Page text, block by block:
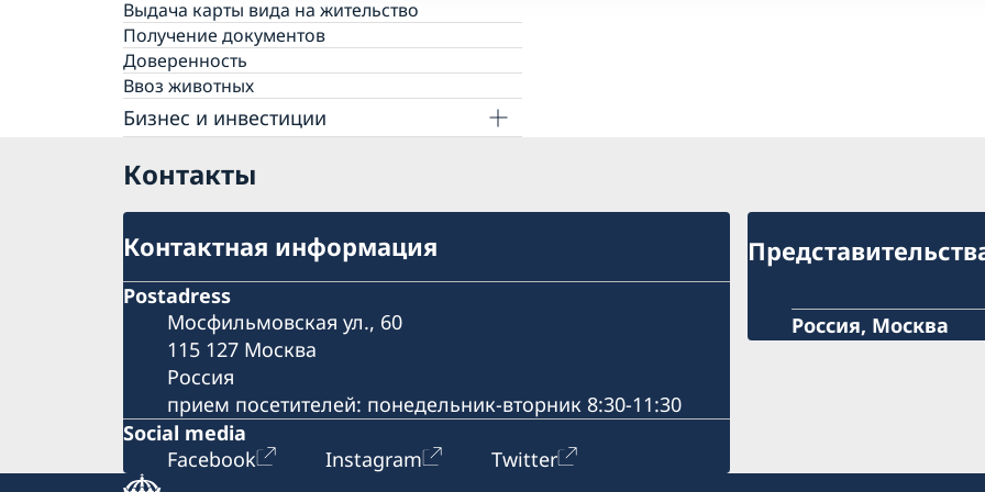
Консульский сбор
Часто задаваемые вопросы
Подача заявления
Необходимые документы
Консульский сбор
Часто задаваемые вопросы
Выдача карты вида на жительство
Получение документов
Доверенность
Ввоз животных
Бизнес и инвестиции
Бизнес-завтраки для шведских компаний
Контакты
Контактная информация
Postadress
Мосфильмовская ул., 60
115 127 Москва
Россия
прием посетителей: понедельник-вторник 8:30-11:30
Social media
Facebook
Instagram Twitter
Россия, Москва